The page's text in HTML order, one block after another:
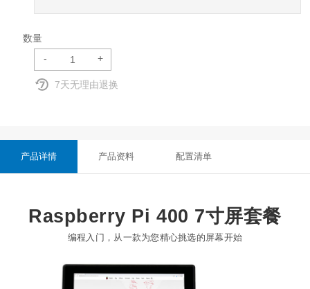
数量
-
+
7天无理由退换
产品详情 产品资料 配置清单
Raspberry Pi 400 7寸屏套餐
编程入门，从一款为您精心挑选的屏幕开始